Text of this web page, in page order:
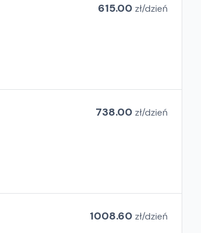
615.00 zł/dzień
738.00 zł/dzień
1008.60 zł/dzień